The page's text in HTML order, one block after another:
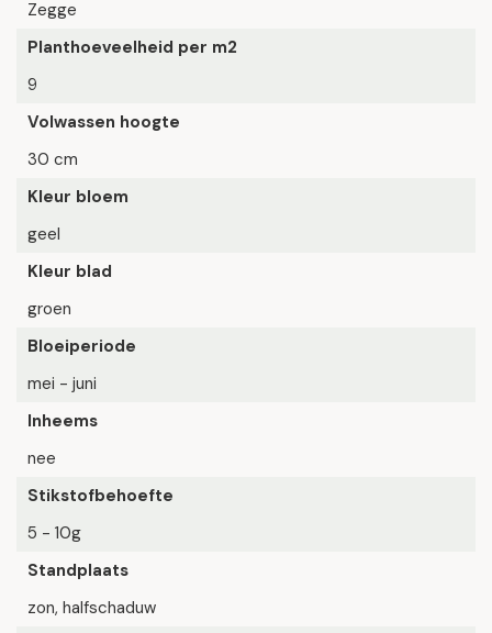
Zegge
Planthoeveelheid per m2
9
Volwassen hoogte
30 cm
Kleur bloem
geel
Kleur blad
groen
Bloeiperiode
mei - juni
Inheems
nee
Stikstofbehoefte
5 - 10g
Standplaats
zon, halfschaduw